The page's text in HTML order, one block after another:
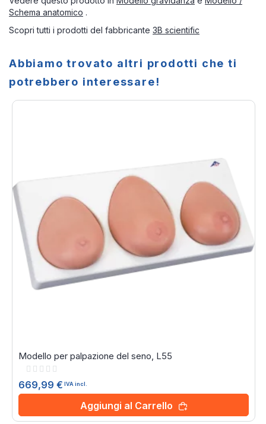
Schema anatomico .
Scopri tutti i prodotti del fabbricante 3B scientific
Abbiamo trovato altri prodotti che ti
potrebbero interessare!
Modello per palpazione del seno, L55
Rating:
669,99 € IVA incl.
Aggiungi al Carrello